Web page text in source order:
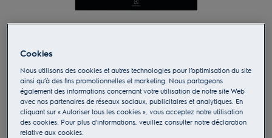
KVLCE00GH
600 CombiQuick Four à air pulsé
avec micro-ondes
Cookies
Nous utilisons des cookies et autres technologies pour l’optimisation du site
ainsi qu’à des fins promotionnelles et marketing. Nous partageons
également des informations concernant votre utilisation de notre site Web
avec nos partenaires de réseaux sociaux, publicitaires et analytiques. En
cliquant sur « Autoriser tous les cookies », vous acceptez notre utilisation
des cookies. Pour plus d'informations, veuillez consulter notre déclaration
relative aux cookies.